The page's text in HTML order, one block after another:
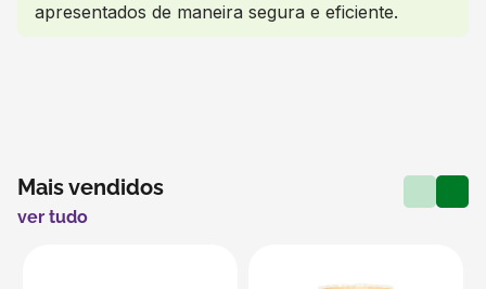
apresentados de maneira segura e eficiente.
Mais vendidos
ver tudo